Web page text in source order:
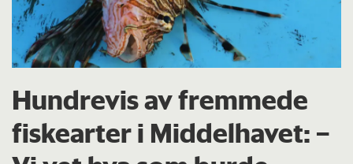
Hundrevis av fremmede
fiskearter i Middelhavet: –